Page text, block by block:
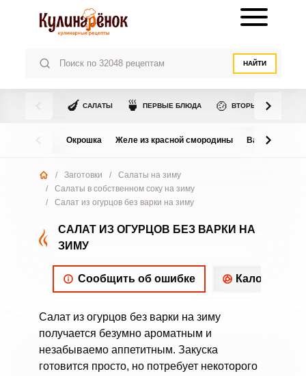
НАЙТИ
🍆 САЛАТЫ 🍵 ПЕРВЫЕ БЛЮДА 🍲 ВТОРЫЕ БЛЮДА
Окрошка Желе из красной смородины Варенье из
/ Заготовки /
Салаты на зиму
/
Салаты в собственном соку на зиму
/
Салат из огурцов без варки на зиму
САЛАТ ИЗ ОГУРЦОВ БЕЗ ВАРКИ НА
ЗИМУ
Сообщить об ошибке
Салат из огурцов без варки на зиму
получается безумно ароматным и
незабываемо аппетитным. Закуска
готовится просто, но потребует некоторого